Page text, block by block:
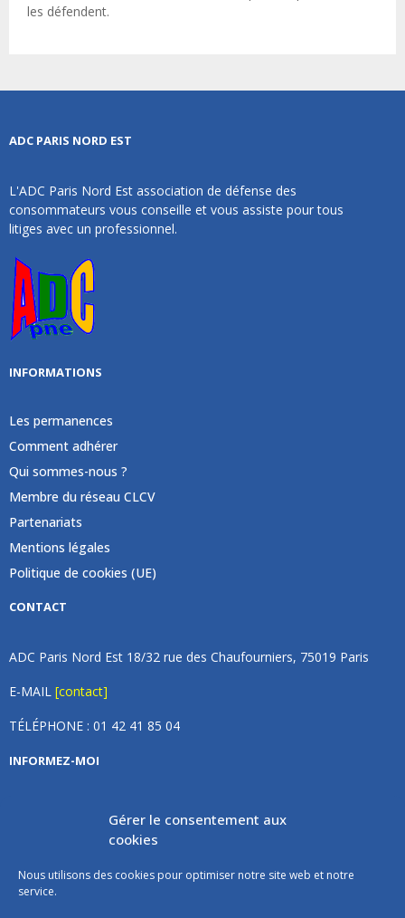
Gérer le consentement aux
cookies
Nous utilisons des cookies pour optimiser notre site web et notre
service.
les défendent.
ADC PARIS NORD EST
L'ADC Paris Nord Est association de défense des
consommateurs vous conseille et vous assiste pour tous
litiges avec un professionnel.
INFORMATIONS
Les permanences
Comment adhérer
Qui sommes-nous ?
Membre du réseau CLCV
Partenariats
Mentions légales
Politique de cookies (UE)
CONTACT
ADC Paris Nord Est 18/32 rue des Chaufourniers, 75019 Paris
E-MAIL [contact]
TÉLÉPHONE : 01 42 41 85 04
INFORMEZ-MOI
Inscrivez vous à notre newsletter et recevez une fois par
mois de nos nouvelles, aucun spam (on promet).